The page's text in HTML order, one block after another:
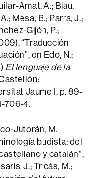
Amat, A.; Biau,
Mesa, B.; Parra, J.;
Gijón, P.;
“Traducción
en Edo, N.;
El lenguaje de la
Jaume I. p. 89-
706-4.
Jutorán, M.
budista: del
y catalán”,
J.; Tricás, M.;